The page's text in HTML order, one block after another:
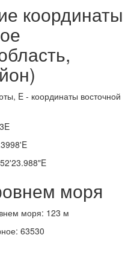
координаты
E - координаты восточной
моря
моря: 123 м
63530